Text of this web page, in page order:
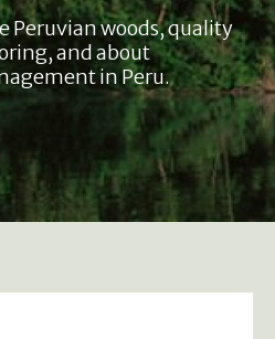
Peruvian woods, quality
and about
in Peru.